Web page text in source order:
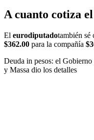
A cuanto cotiza
El eurodiputadotambién sé
$362.00 para la compañía
Deuda in pesos: el
y Massa dio los detalles